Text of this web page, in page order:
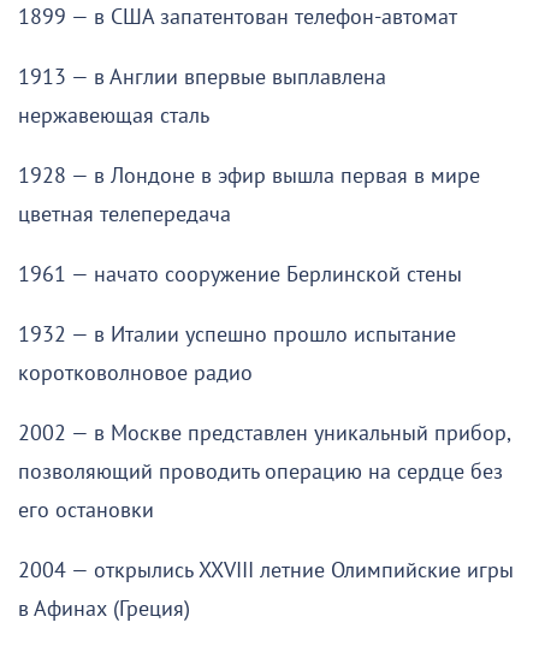
1899 — в США запатентован телефон-автомат
1913 — в Англии впервые выплавлена
нержавеющая сталь
1928 — в Лондоне в эфир вышла первая в мире
цветная телепередача
1961 — начато сооружение Берлинской стены
1932 — в Италии успешно прошло испытание
коротковолновое радио
2002 — в Москве представлен уникальный прибор,
позволяющий проводить операцию на сердце без
его остановки
2004 — открылись XXVIII летние Олимпийские игры
в Афинах (Греция)